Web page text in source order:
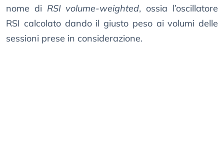
nome di RSI volume-weighted, ossia l’oscillatore
RSI calcolato dando il giusto peso ai volumi delle
sessioni prese in considerazione.